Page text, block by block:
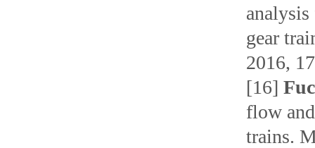
gear
2016,
[16]
flow
trains.